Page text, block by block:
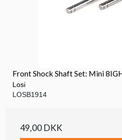
Front Shock Shaft Set: Mini
Losi
LOSB1914
49,00 DKK